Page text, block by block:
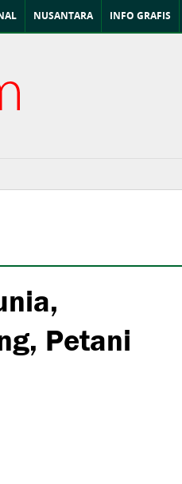
NUSANTARA INFO GRAFIS
Petani